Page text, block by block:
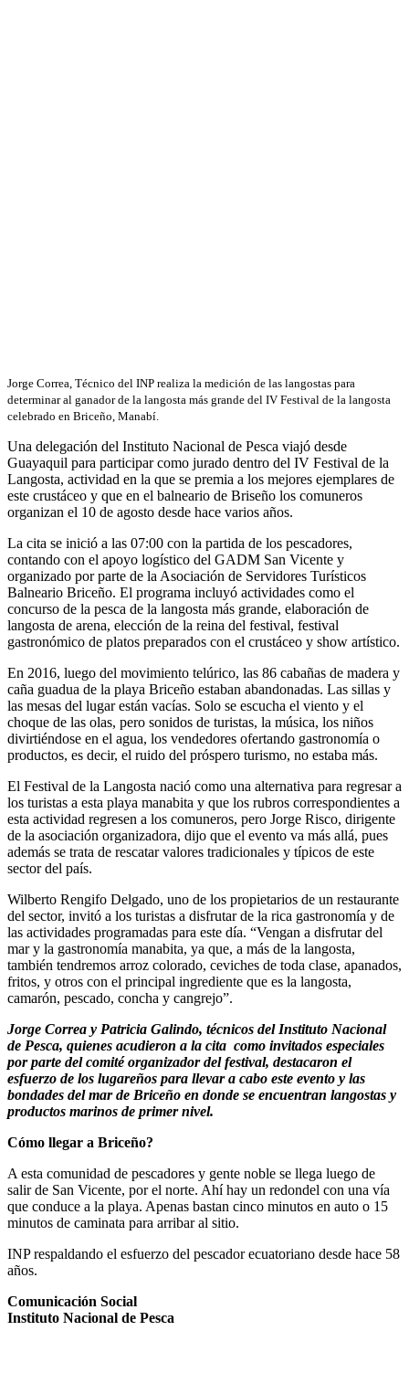
Jorge Correa, Técnico del INP realiza la medición de las langostas para
determinar al ganador de la langosta más grande del IV Festival de la langosta
celebrado en Briceño, Manabí.
Una delegación del Instituto Nacional de Pesca viajó desde
Guayaquil para participar como jurado dentro del IV Festival de la
Langosta, actividad en la que se premia a los mejores ejemplares de
este crustáceo y que en el balneario de Briseño los comuneros
organizan el 10 de agosto desde hace varios años.
La cita se inició a las 07:00 con la partida de los pescadores,
contando con el apoyo logístico del GADM San Vicente y
organizado por parte de la Asociación de Servidores Turísticos
Balneario Briceño. El programa incluyó actividades como el
concurso de la pesca de la langosta más grande, elaboración de
langosta de arena, elección de la reina del festival, festival
gastronómico de platos preparados con el crustáceo y show artístico.
En 2016, luego del movimiento telúrico, las 86 cabañas de madera y
caña guadua de la playa Briceño estaban abandonadas. Las sillas y
las mesas del lugar están vacías. Solo se escucha el viento y el
choque de las olas, pero sonidos de turistas, la música, los niños
divirtiéndose en el agua, los vendedores ofertando gastronomía o
productos, es decir, el ruido del próspero turismo, no estaba más.
El Festival de la Langosta nació como una alternativa para regresar a
los turistas a esta playa manabita y que los rubros correspondientes a
esta actividad regresen a los comuneros, pero Jorge Risco, dirigente
de la asociación organizadora, dijo que el evento va más allá, pues
además se trata de rescatar valores tradicionales y típicos de este
sector del país.
Wilberto Rengifo Delgado, uno de los propietarios de un restaurante
del sector, invitó a los turistas a disfrutar de la rica gastronomía y de
las actividades programadas para este día. “Vengan a disfrutar del
mar y la gastronomía manabita, ya que, a más de la langosta,
también tendremos arroz colorado, ceviches de toda clase, apanados,
fritos, y otros con el principal ingrediente que es la langosta,
camarón, pescado, concha y cangrejo”.
Jorge Correa y Patricia Galindo, técnicos del Instituto Nacional
de Pesca, quienes acudieron a la cita como invitados especiales
por parte del comité organizador del festival, destacaron el
esfuerzo de los lugareños para llevar a cabo este evento y las
bondades del mar de Briceño en donde se encuentran langostas y
productos marinos de primer nivel.
Cómo llegar a Briceño?
A esta comunidad de pescadores y gente noble se llega luego de
salir de San Vicente, por el norte. Ahí hay un redondel con una vía
que conduce a la playa. Apenas bastan cinco minutos en auto o 15
minutos de caminata para arribar al sitio.
INP respaldando el esfuerzo del pescador ecuatoriano desde hace 58
años.
Comunicación Social
Instituto Nacional de Pesca